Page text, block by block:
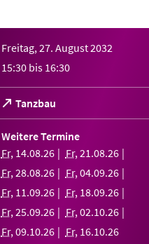
Freitag, 27. August 2032
15:30 bis 16:30
Tanzbau
(Öffnet
in
einem
Tab)
Weitere Termine
Fr, 14.08.26 Fr,21.08.26
Fr,28.08.26 Fr,04.09.26
Fr, 11.09.26 Fr, 18.09.26
Fr,25.09.26 Fr,02.10.26
Fr,09.10.26 Fr, 16.10.26